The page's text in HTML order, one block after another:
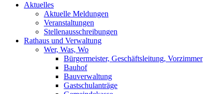
Aktuelles
Aktuelle Meldungen
Veranstaltungen
Stellenausschreibungen
Rathaus und Verwaltung
Wer, Was, Wo
Bürgermeister, Geschäftsleitung, Vorzimmer
Bauhof
Bauverwaltung
Gastschulanträge